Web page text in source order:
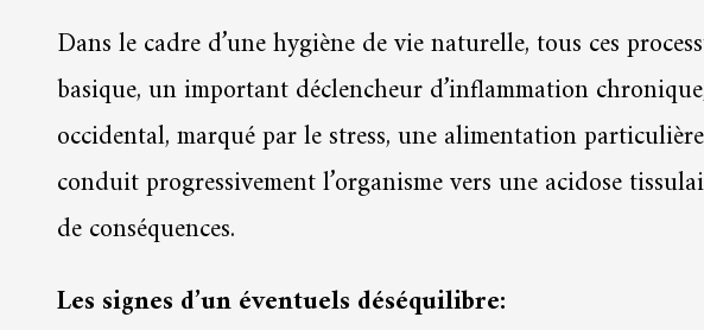
Dans le cadre d’une hygiène de vie naturelle, tous ces
basique, un important déclencheur d’inflammation
occidental, marqué par le stress, une alimentation
conduit progressivement l’organisme vers une acidose
de conséquences.
Les signes d’un éventuels déséquilibre: